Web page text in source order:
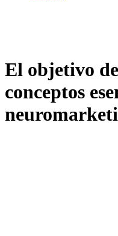
El objetivo
conceptos